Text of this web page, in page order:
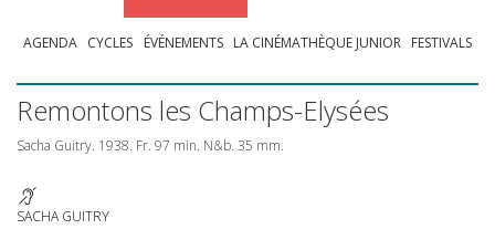
AGENDA CYCLES ÉVÉNEMENTS LA CINÉMATHÈQUE JUNIOR FESTIVALS
Remontons les Champs-Elysées
Sacha Guitry. 1938. Fr. 97 min. N&b. 35 mm.
SACHA GUITRY